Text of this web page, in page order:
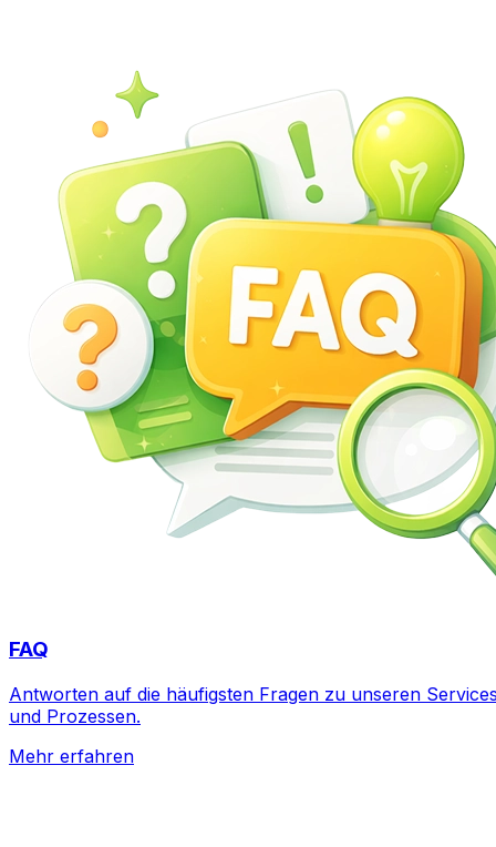
FAQ
Antworten auf die häufigsten Fragen zu unseren
und Prozessen.
Mehr erfahren